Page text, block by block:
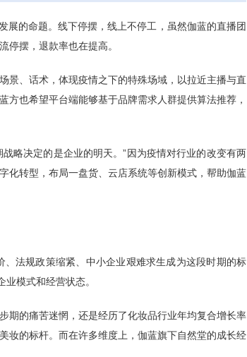
展的命题。线下停摆，线上不停工，虽然伽蓝的直播团
停摆，退款率也在提高。
景、话术，体现疫情之下的特殊场域，以拉近主播与直
也希望平台端能够基于品牌需求人群提供算法推荐，
略决定的是企业的明天。”因为疫情对行业的改变有两
化转型，布局一盘货、云店系统等创新模式，帮助伽蓝
法规政策缩紧、中小企业艰难求生成为这段时期的标
模式和经营状态。
期的痛苦迷惘，还是经历了化妆品行业年均复合增长率
妆的标杆。而在许多维度上，伽蓝旗下自然堂的成长经